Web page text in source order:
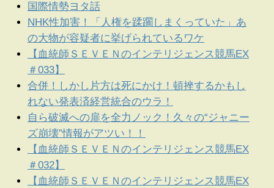
国際情勢ヨタ話
NHK性加害！「人権を蹂躙しまくっていた」あ
の大物が容疑者に挙げられているワケ
【血統師ＳＥＶＥＮのインテリジェンス競馬EX
＃033】
合併！しかし片方は死にかけ！頓挫するかもし
れない発表済経営統合のウラ！
自ら破滅への扉を全力ノック！久々の“ジャニー
ズ崩壊”情報がアツい！！
【血統師ＳＥＶＥＮのインテリジェンス競馬EX
＃032】
【血統師ＳＥＶＥＮのインテリジェンス競馬EX